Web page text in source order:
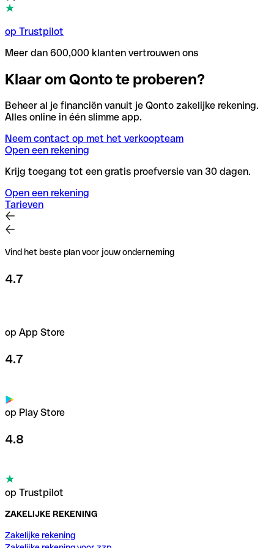
op Trustpilot
Meer dan 600,000 klanten vertrouwen ons
Klaar om Qonto te proberen?
Beheer al je financiën vanuit je Qonto zakelijke rekening.
Alles online in één slimme app.
Neem contact op met het verkoopteam
Open een rekening
Krijg toegang tot een gratis proefversie van 30 dagen.
Open een rekening
Tarieven
Vind het beste plan voor jouw onderneming
4.7
op App Store
4.7
op Play Store
4.8
op Trustpilot
ZAKELIJKE REKENING
Zakelijke rekening